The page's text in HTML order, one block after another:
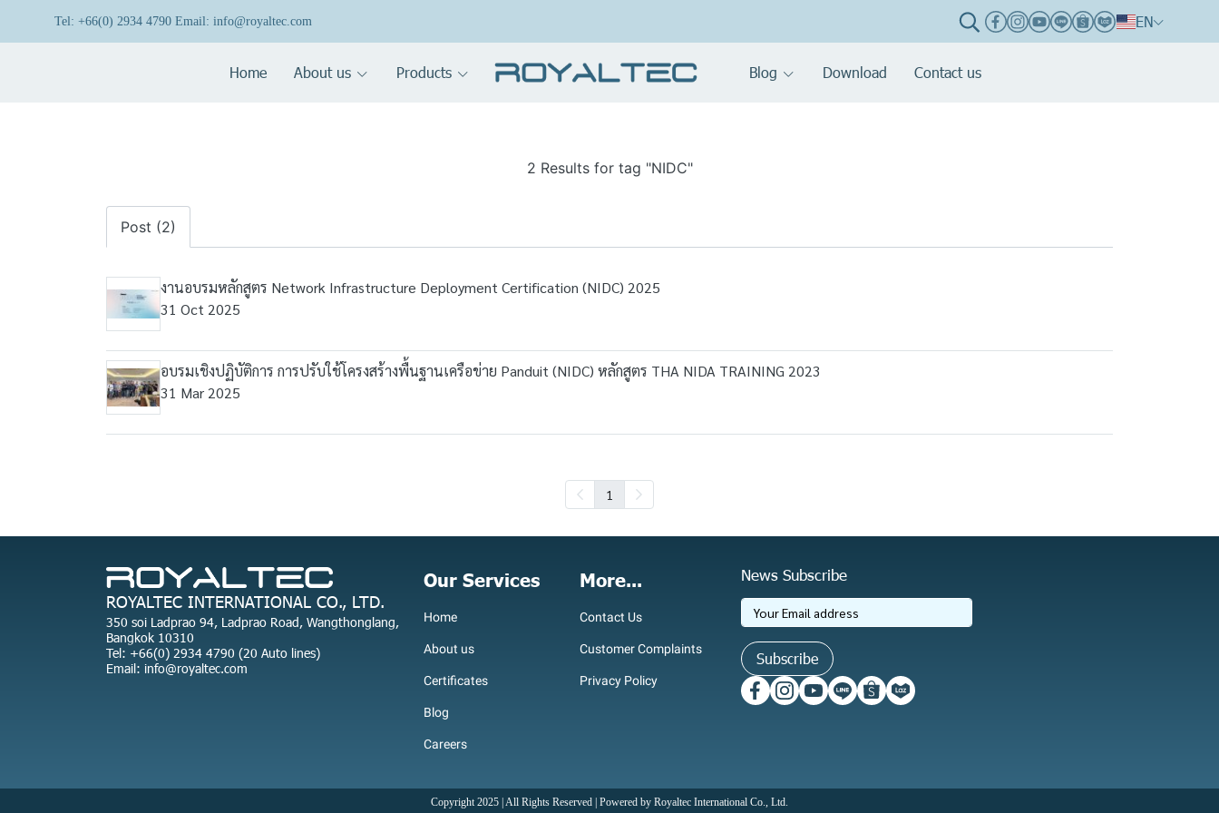
Tel: +66(0) 2934 4790 Email: info@royaltec.com EN
Home About us Products Blog Download Contact us
2 Results for tag "NIDC"
Post (2)
งานอบรมหลักสูตร Network Infrastructure Deployment Certification (NIDC) 2025
31 Oct 2025
อบรมเชิงปฏิบัติการ การปรับใช้โครงสร้างพื้นฐานเครือข่าย Panduit (NIDC) หลักสูตร THA NIDA TRAINING 2023
31 Mar 2025
1
ROYALTEC INTERNATIONAL CO., LTD.
350 soi Ladprao 94, Ladprao Road, Wangthonglang,
Bangkok 10310
Tel: +66(0) 2934 4790 (20 Auto lines)
Email: info@royaltec.com
Our Services
Home
About us
Certificates
Blog
Careers
More...
Contact Us
Customer Complaints
Privacy Policy
News Subscribe
Subscribe
Copyright 2025 | All Rights Reserved | Powered by Royaltec International Co., Ltd.